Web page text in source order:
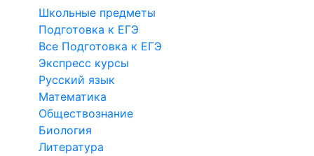
Школьные предметы
Подготовка к ЕГЭ
Все Подготовка к ЕГЭ
Экспресс курсы
Русский язык
Математика
Обществознание
Биология
Литература